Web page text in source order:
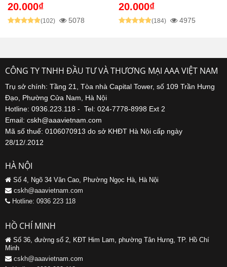
20.000₫
(102) 5078
20.000₫
(184) 4975
CÔNG TY TNHH ĐẦU TƯ VÀ THƯƠNG MẠI AAA VIỆT NAM
Trụ sở chính: Tầng 21, Tòa nhà Capital Tower, số 109 Trần Hưng
Đạo, Phường Cửa Nam, Hà Nội
Hotline: 0936.223.118 - Tel: 024-7778-8998 Ext 2
Email: cskh@aaavietnam.com
Mã số thuế: 0106070913 do sở KHĐT Hà Nội cấp ngày
28/12/.2012
HÀ NỘI
Số 4, Ngõ 34 Văn Cao, Phường Ngọc Hà, Hà Nội
cskh@aaavietnam.com
Hotline: 0936 223 118
HỒ CHÍ MINH
Số 36, đường số 2, KĐT Him Lam, phường Tân Hưng, TP. Hồ Chí
Minh
cskh@aaavietnam.com